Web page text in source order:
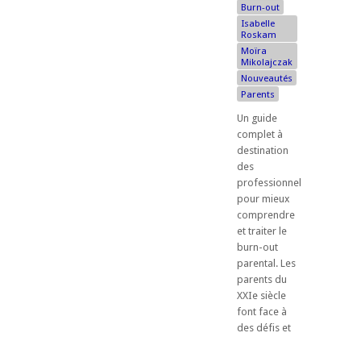
Burn-out
Isabelle
Roskam
Moïra
Mikolajczak
Nouveautés
Parents
Un guide
complet à
destination
des
professionnels
pour mieux
comprendre
et traiter le
burn-out
parental. Les
parents du
XXIe siècle
font face à
des défis et